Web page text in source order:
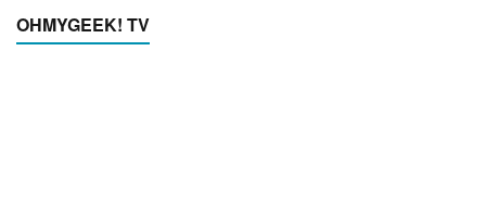
OHMYGEEK! TV